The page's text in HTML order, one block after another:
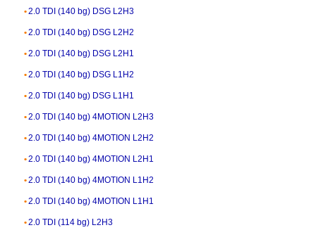
2.0 TDI (140 bg) DSG L2H3
2.0 TDI (140 bg) DSG L2H2
2.0 TDI (140 bg) DSG L2H1
2.0 TDI (140 bg) DSG L1H2
2.0 TDI (140 bg) DSG L1H1
2.0 TDI (140 bg) 4MOTION L2H3
2.0 TDI (140 bg) 4MOTION L2H2
2.0 TDI (140 bg) 4MOTION L2H1
2.0 TDI (140 bg) 4MOTION L1H2
2.0 TDI (140 bg) 4MOTION L1H1
2.0 TDI (114 bg) L2H3